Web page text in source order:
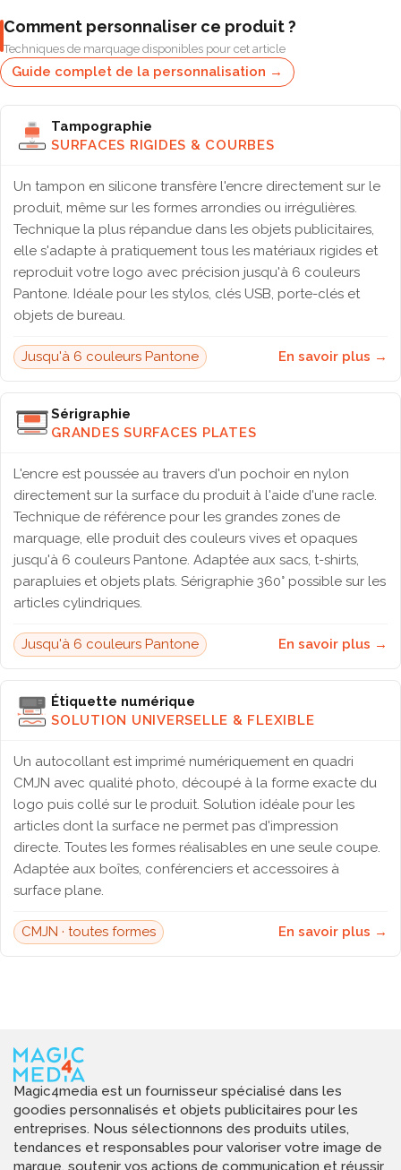
Comment personnaliser ce produit ?
Techniques de marquage disponibles pour cet article
Guide complet de la personnalisation →
Tampographie
SURFACES RIGIDES & COURBES
Un tampon en silicone transfère l'encre directement sur le
produit, même sur les formes arrondies ou irrégulières.
Technique la plus répandue dans les objets publicitaires,
elle s'adapte à pratiquement tous les matériaux rigides et
reproduit votre logo avec précision jusqu'à 6 couleurs
Pantone. Idéale pour les stylos, clés USB, porte-clés et
objets de bureau.
Jusqu'à 6 couleurs Pantone En savoir plus →
Sérigraphie
GRANDES SURFACES PLATES
L'encre est poussée au travers d'un pochoir en nylon
directement sur la surface du produit à l'aide d'une racle.
Technique de référence pour les grandes zones de
marquage, elle produit des couleurs vives et opaques
jusqu'à 6 couleurs Pantone. Adaptée aux sacs, t-shirts,
parapluies et objets plats. Sérigraphie 360° possible sur les
articles cylindriques.
Jusqu'à 6 couleurs Pantone En savoir plus →
Étiquette numérique
SOLUTION UNIVERSELLE & FLEXIBLE
Un autocollant est imprimé numériquement en quadri
CMJN avec qualité photo, découpé à la forme exacte du
logo puis collé sur le produit. Solution idéale pour les
articles dont la surface ne permet pas d'impression
directe. Toutes les formes réalisables en une seule coupe.
Adaptée aux boîtes, conférenciers et accessoires à
surface plane.
CMJN · toutes formes En savoir plus →
Magic4media est un fournisseur spécialisé dans les
goodies personnalisés et objets publicitaires pour les
entreprises. Nous sélectionnons des produits utiles,
tendances et responsables pour valoriser votre image de
marque, soutenir vos actions de communication et réussir